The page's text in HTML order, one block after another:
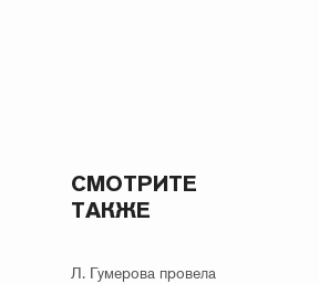
СМОТРИТЕ
ТАКЖЕ
Л. Гумерова провела